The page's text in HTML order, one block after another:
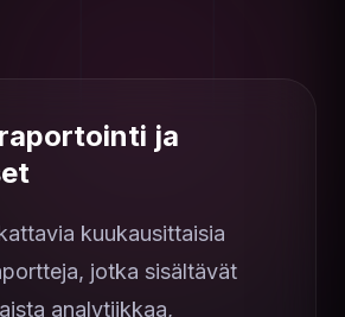
ja
kuukausittaisia
jotka sisältävät
analytiikkaa,